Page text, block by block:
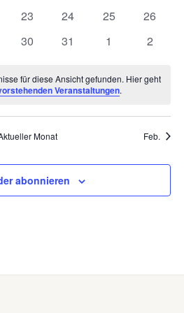
0
23
0
24
0
25
0
26
0
30
0
31
0
1
0
2
für diese Ansicht gefunden. Hier geht
Veranstaltungen.
Monat Feb.
abonnieren